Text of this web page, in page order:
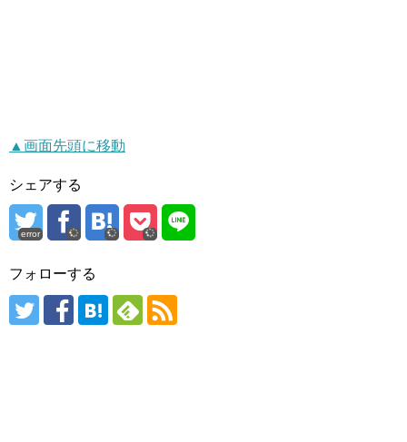
▲画面先頭に移動
シェアする
error
フォローする